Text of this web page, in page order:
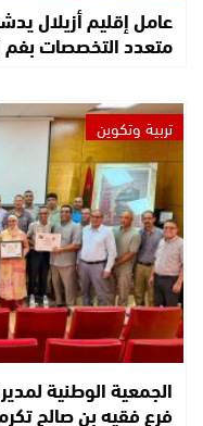
عامل إقليم أزيلال
متعدد التخصصات
تربية وتكوين
الجمعية الوطنية
فرع فقيه بن صالح